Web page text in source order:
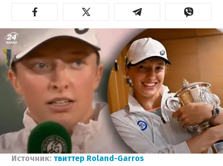
Источник: твиттер Roland-Garros